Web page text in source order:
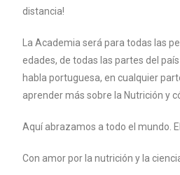
distancia!
La Academia será para todas las
edades, de todas las partes del
habla portuguesa, en cualquier
aprender más sobre la Nutrición y
Aquí abrazamos a todo el mundo.
Con amor por la nutrición y la